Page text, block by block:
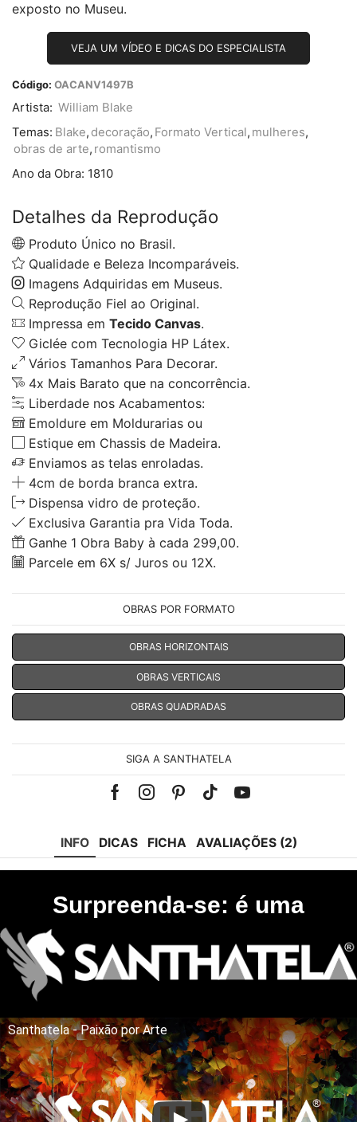
exposto no Museu.
VEJA UM VÍDEO E DICAS DO ESPECIALISTA
Código: OACANV1497B
Artista: William Blake
Temas: Blake, decoração, Formato Vertical, mulheres,
obras de arte, romantismo
Ano da Obra: 1810
Detalhes da Reprodução
Produto Único no Brasil.
Qualidade e Beleza Incomparáveis.
Imagens Adquiridas em Museus.
Reprodução Fiel ao Original.
Impressa em Tecido Canvas.
Giclée com Tecnologia HP Látex.
Vários Tamanhos Para Decorar.
4x Mais Barato que na concorrência.
Liberdade nos Acabamentos:
Emoldure em Moldurarias ou
Estique em Chassis de Madeira.
Enviamos as telas enroladas.
4cm de borda branca extra.
Dispensa vidro de proteção.
Exclusiva Garantia pra Vida Toda.
Ganhe 1 Obra Baby à cada 299,00.
Parcele em 6X s/ Juros ou 12X.
OBRAS POR FORMATO
OBRAS HORIZONTAIS
OBRAS VERTICAIS
OBRAS QUADRADAS
SIGA A SANTHATELA
Facebook
Instagram
Pinterest
Tik-Youtube
INFO DICAS FICHA AVALIAÇÕES (2)
Surpreenda-se: é uma
Santhatela - Paixão por Arte